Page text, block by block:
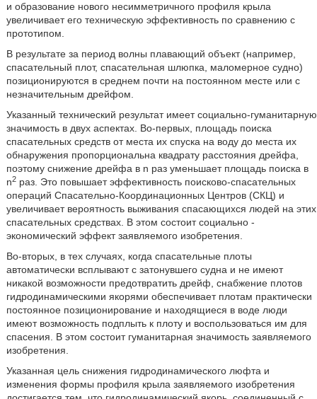
и образование нового несимметричного профиля крыла
увеличивает его техническую эффективность по сравнению с
прототипом.
В результате за период волны плавающий объект (например,
спасательный плот, спасательная шлюпка, маломерное судно)
позиционируются в среднем почти на постоянном месте или с
незначительным дрейфом.
Указанный технический результат имеет социально-гуманитарную
значимость в двух аспектах. Во-первых, площадь поиска
спасательных средств от места их спуска на воду до места их
обнаружения пропорциональна квадрату расстояния дрейфа,
поэтому снижение дрейфа в n раз уменьшает площадь поиска в
n2раз. Это повышает эффективность поисково-спасательных
операций Спасательно-Координационных Центров (СКЦ) и
увеличивает вероятность выживания спасающихся людей на этих
спасательных средствах. В этом состоит социально -
экономический эффект заявляемого изобретения.
Во-вторых, в тех случаях, когда спасательные плоты
автоматически всплывают с затонувшего судна и не имеют
никакой возможности предотвратить дрейф, снабжение плотов
гидродинамическими якорями обеспечивает плотам практически
постоянное позиционирование и находящиеся в воде люди
имеют возможность подплыть к плоту и воспользоваться им для
спасения. В этом состоит гуманитарная значимость заявляемого
изобретения.
Указанная цель снижения гидродинамического люфта и
изменения формы профиля крыла заявляемого изобретения